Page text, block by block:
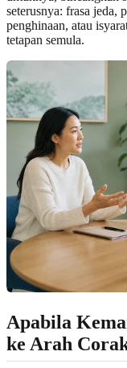
seterusnya: frasa jeda,
penghinaan, atau
tetapan semula.
Apabila
ke Arah